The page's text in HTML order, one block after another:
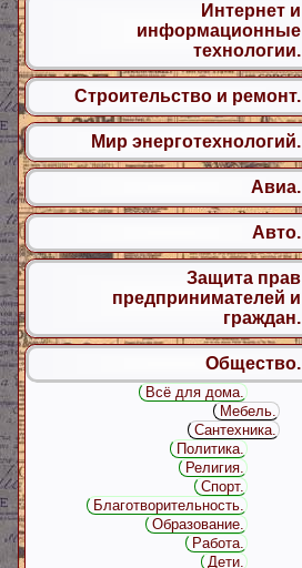
Интернет и
информационные
технологии.
Строительство и ремонт.
Мир энерготехнологий.
Авиа.
Авто.
Защита прав
предпринимателей и
граждан.
Общество.
Всё для дома.
Мебель.
Сантехника.
Политика.
Религия.
Спорт.
Благотворительность.
Образование.
Работа.
Дети.